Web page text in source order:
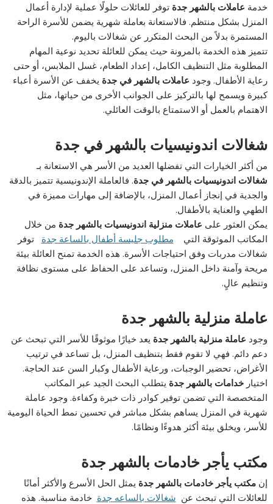
خدمة عاملات بالشهر جدة توفر للعائلات حلولًا عملية لإدارة أعمال
المنزل بشكل منتظم. فالاستعانة بعاملة شهرية يضمن للأسرة الراحة
المستمرة بدلاً من البحث المتكرر عن شغالات باليوم.
تتميز هذه الخدمة بالمرونة حيث يمكن للعائلة تحديد نوعية المهام
المطلوبة مثل التنظيف الكامل، إعداد الطعام، غسل الملابس، أو حتى
رعاية الأطفال. وجود عاملات بالشهر في جدة يخفف عن الأسرة أعباء
كبيرة ويسمح لها بالتركيز على الجوانب الأخرى من حياتها، مثل
الاهتمام بالعمل أو الاستمتاع بالوقت العائلي.
شغالات اندونيسيات بالشهر في جدة
من أكثر الخيارات التي تفضلها العديد من الأسر هي الاستعانة بـ
شغالات اندونيسيات بالشهر في جدة. فالعاملة الإندونيسية تتميز بالدقة
والجدية في إنجاز أعمال المنزل، بالإضافة إلى مهارات مميزة في
الطهي والعناية بالأطفال.
يمكن العثور على عاملات منزلية اندونيسيات بالشهر جدة من خلال
المكاتب الموثوقة التي مطلوب جليسة أطفال بالساعة جدة توفر
شغالات مدربات وفق احتياجات الأسرة. هذه الخدمة تمنح العائلة بيئة
مريحة وآمنة داخل المنزل، وتساعد على الحفاظ على مستوى نظافة
وتنظيم عالٍ.
عاملة منزلية بالشهر جدة
وجود عاملة منزلية بالشهر جدة يعد خيارًا موثوقًا للأسر التي تبحث عن
دعم دائم. فهي لا تقوم فقط بتنظيف المنزل، بل تساعد في ترتيب
الأغراض، تحضير الوجبات، ورعاية الأطفال وكبار السن عند الحاجة.
اختيارخدامات بالشهر جدة يتطلب البحث الجيد عبر المكاتب
المتخصصة التي تضمن توفير كوادر ذات خبرة وكفاءة. وجود عاملة
شهرية في المنزل يساهم بشكل مباشر في تحسين نمط الحياة اليومية
للأسر، ويخلق بيئة أكثر هدوءًا ونظامًا.
مكتب يأجر خادمات بالشهر جدة
إنمكتب يأجر خادمات بالشهر جدة يمثل الحل الأسرع والأكثر أمانًا
للعائلات التي تبحث عن شغالات بالساعه جدة خادمة مناسبة. هذه